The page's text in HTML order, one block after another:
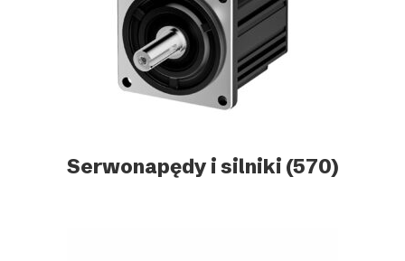
Serwonapędy i silniki (570)